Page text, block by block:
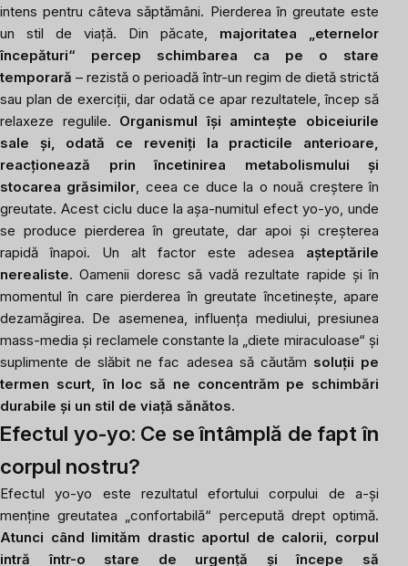
intens pentru câteva săptămâni. Pierderea în greutate este
un stil de viață. Din păcate, majoritatea „eternelor
începături“ percep schimbarea ca pe o stare
temporară – rezistă o perioadă într-un regim de dietă strictă
sau plan de exerciții, dar odată ce apar rezultatele, încep să
relaxeze regulile. Organismul își amintește obiceiurile
sale și, odată ce reveniți la practicile anterioare,
reacționează prin încetinirea metabolismului și
stocarea grăsimilor, ceea ce duce la o nouă creștere în
greutate. Acest ciclu duce la așa-numitul efect yo-yo, unde
se produce pierderea în greutate, dar apoi și creșterea
rapidă înapoi. Un alt factor este adesea așteptările
nerealiste. Oamenii doresc să vadă rezultate rapide și în
momentul în care pierderea în greutate încetinește, apare
dezamăgirea. De asemenea, influența mediului, presiunea
mass-media și reclamele constante la „diete miraculoase“ și
suplimente de slăbit ne fac adesea să căutăm soluții pe
termen scurt, în loc să ne concentrăm pe schimbări
durabile și un stil de viață sănătos.
Efectul yo-yo: Ce se întâmplă de fapt în
corpul nostru?
Efectul yo-yo este rezultatul efortului corpului de a-și
menține greutatea „confortabilă“ percepută drept optimă.
Atunci când limităm drastic aportul de calorii, corpul
intră într-o stare de urgență și începe să